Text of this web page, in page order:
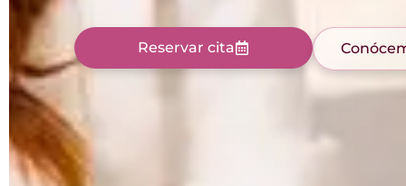
Reservar cita